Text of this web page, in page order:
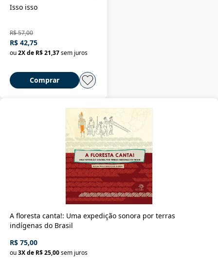
Isso isso
R$ 57,00
R$ 42,75
ou2X de R$ 21,37sem juros
Comprar
A floresta canta!: Uma expedição sonora por terras
indígenas do Brasil
R$ 75,00
ou3X de R$ 25,00sem juros